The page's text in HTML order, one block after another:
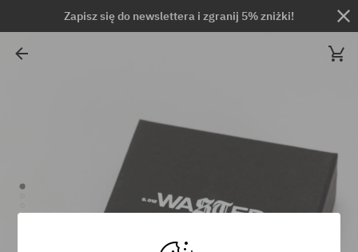
Zapisz się do newslettera i zgranij 5% zniżki!